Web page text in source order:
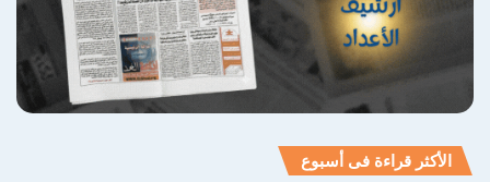
الأكثر قراءة فى أسبوع